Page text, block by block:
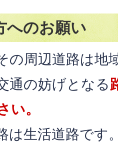
へのお願い
の周辺道路は地
通の妨げとなる
い。
は生活道路です